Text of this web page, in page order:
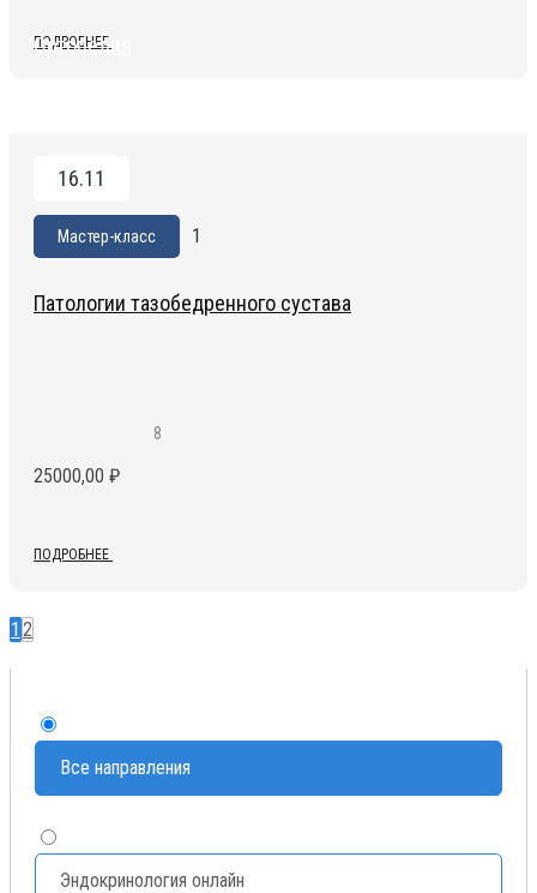
ПОДРОБНЕЕ
16.11
Мастер-класс 1
8
Ортопедия
Патологии тазобедренного сустава
25000,00 ₽
ПОДРОБНЕЕ
1 2
Все направления
Эндокринология онлайн